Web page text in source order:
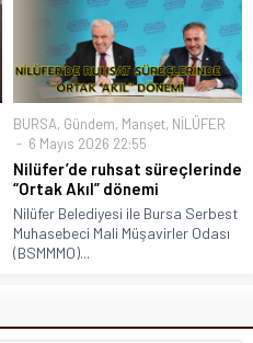
BURSA, Gündem, Manşet, NİLÜFER
6 Mayıs 2026 22:55
Nilüfer’de ruhsat süreçlerinde
“Ortak Akıl” dönemi
Nilüfer Belediyesi ile Bursa Serbest
Muhasebeci Mali Müşavirler Odası
(BSMMMO)...